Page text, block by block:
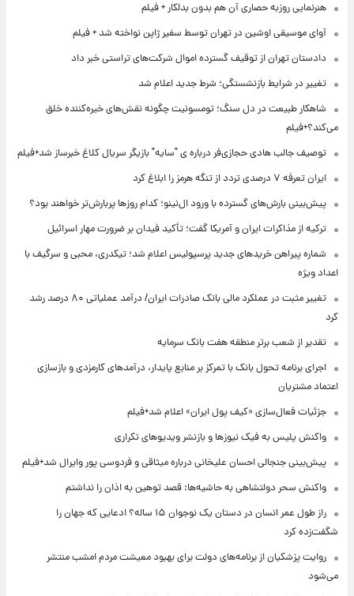
هنرنمایی روزبه حصاری آن هم بدون بدلکار + فیلم
آوای موسیقی اوشین در تهران توسط سفیر ژاپن نواخته شد + فیلم
دادستان تهران از توقیف گسترده اموال شرکت‌های تراستی خبر داد
تغییر در شرایط بازنشستگی؛ شرط جدید اعلام شد
شاهکار طبیعت در دل سنگ؛ تومسونیت چگونه نقش‌های خیره‌کننده خلق
می‌کند؟+فیلم
توصیف جالب هادی حجازی‌فر درباره ی "سایه" بازیگر سریال کلاغ خبرساز شد+فیلم
ایران تعرفه ۷ درصدی تردد از تنگه هرمز را ابلاغ کرد
پیش‌بینی بارش‌های گسترده با ورود ال‌نینو؛ کدام روزها پربارش‌تر خواهند بود؟
ترکیه از مذاکرات ایران و آمریکا گفت؛ تأکید فیدان بر ضرورت مهار اسرائیل
شماره پیراهن خریدهای جدید پرسپولیس اعلام شد؛ تیکدری، محبی و سرگیف با
اعداد ویژه
تغییر مثبت در عملکرد مالی بانک صادرات ایران/ درآمد عملیاتی ۸۰ درصد رشد
کرد
تقدیر از شعب برتر منطقه هفت بانک سرمایه
اجرای برنامه تحول بانک با تمرکز بر منابع پایدار، درآمدهای کارمزدی و بازسازی
اعتماد مشتریان
جزئیات فعال‌سازی «کیف پول ایران» اعلام شد+فیلم
واکنش پلیس به فیک نیوزها و بازنشر ویدیوهای تکراری
پیش‌بینی جنجالی احسان علیخانی درباره میثاقی و فردوسی پور وایرال شد+فیلم
واکنش سحر دولتشاهی به حاشیه‌ها: قصد توهین به اذان را نداشتم
راز طول عمر انسان در دستان یک نوجوان ۱۵ ساله؟ ادعایی که جهان را
شگفت‌زده کرد
روایت پزشکیان از برنامه‌های دولت برای بهبود معیشت مردم امشب منتشر
می‌شود